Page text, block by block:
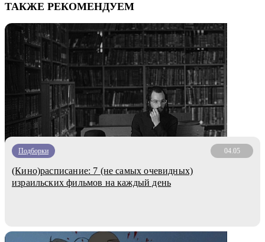
ТАКЖЕ РЕКОМЕНДУЕМ
Подборки 04.05
(Кино)расписание: 7 (не самых очевидных)
израильских фильмов на каждый день